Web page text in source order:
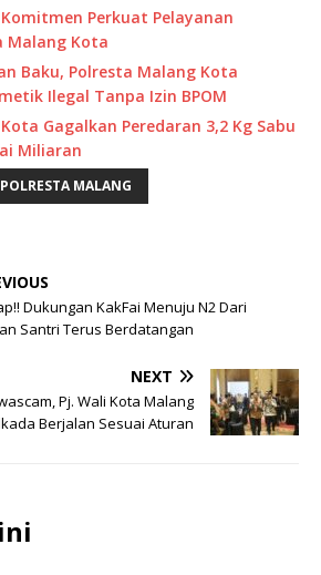
Perkuat Pelayanan
Malang Kota
Baku, Polresta Malang Kota
Ilegal Tanpa Izin BPOM
Gagalkan Peredaran 3,2 Kg Sabu
Miliaran
POLRESTA MALANG
Dukungan KakFai Menuju N2 Dari
Santri Terus Berdatangan
NEXT
Pj. Wali Kota Malang
Berjalan Sesuai Aturan